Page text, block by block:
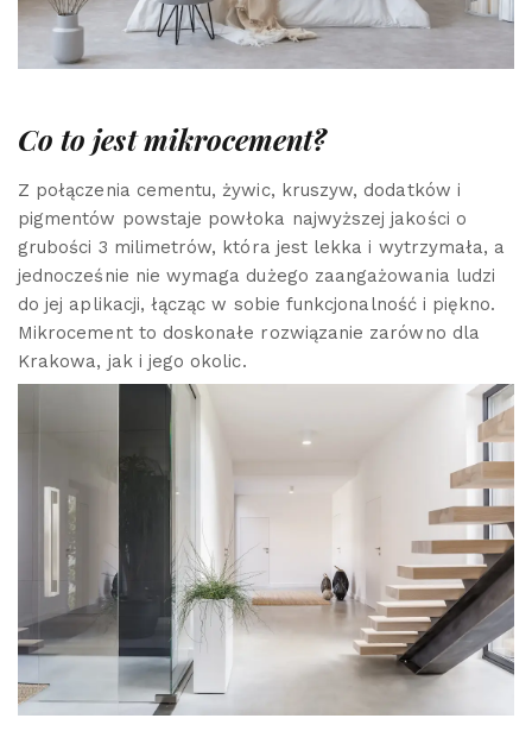
Co to jest mikrocement?
Z połączenia cementu, żywic, kruszyw, dodatków i
pigmentów powstaje powłoka najwyższej jakości o
grubości 3 milimetrów, która jest lekka i wytrzymała, a
jednocześnie nie wymaga dużego zaangażowania ludzi
do jej aplikacji, łącząc w sobie funkcjonalność i piękno.
Mikrocement to doskonałe rozwiązanie zarówno dla
Krakowa, jak i jego okolic.